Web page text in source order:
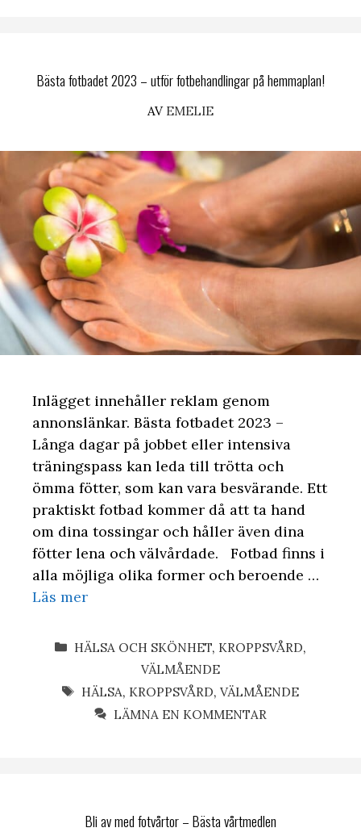
Bästa fotbadet 2023 – utför fotbehandlingar på hemmaplan!
AV EMELIE
Inlägget innehåller reklam genom
annonslänkar. Bästa fotbadet 2023 –
Långa dagar på jobbet eller intensiva
träningspass kan leda till trötta och
ömma fötter, som kan vara besvärande. Ett
praktiskt fotbad kommer då att ta hand
om dina tossingar och håller även dina
fötter lena och välvårdade. Fotbad finns i
alla möjliga olika former och beroende …
Läs mer
KATEGORIER
HÄLSA OCH SKÖNHET, KROPPSVÅRD,
VÄLMÅENDE
ETIKETTER
HÄLSA, KROPPSVÅRD,VÄLMÅENDE
LÄMNA EN KOMMENTAR
Bli av med fotvårtor – Bästa vårtmedlen